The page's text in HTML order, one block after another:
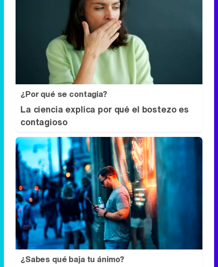
¿Por qué se contagia?
La ciencia explica por qué el bostezo es
contagioso
¿Sabes qué baja tu ánimo?